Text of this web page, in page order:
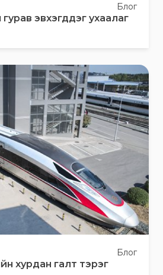
Блог
эвхэгддэг ухаалаг
Блог
хурдан галт тэрэг